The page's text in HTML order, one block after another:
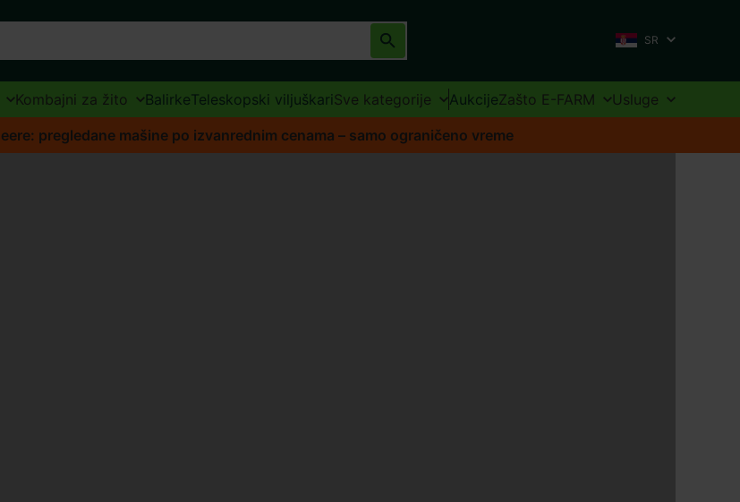
SR
Kombajni za žito BalirkeTeleskopski viljuškariSve kategorije AukcijeZašto E-FARM
Usluge
pregledane mašine po izvanrednim cenama – samo ograničeno vreme